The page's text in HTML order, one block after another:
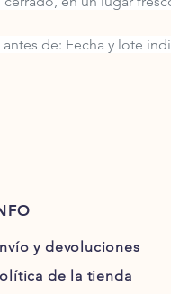
de: Fecha y lote
y devoluciones
de la tienda